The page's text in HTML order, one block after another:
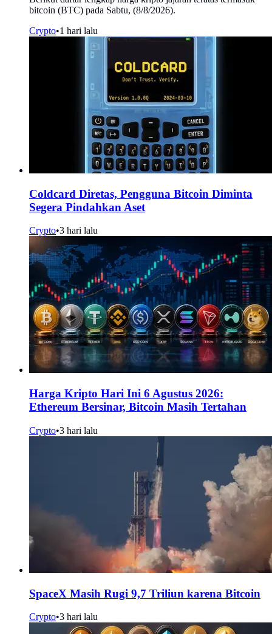
bitcoin (BTC) pada Sabtu, (8/8/2026).
Crypto•1 hari lalu
Coldcard Diretas, Pengguna Bitcoin Diminta
Segera Pindahkan Aset
Crypto•3 hari lalu
Harga Kripto Hari Ini 6 Agustus 2026:
Ethereum Bersinar, Bitcoin Masih Tertahan
Crypto•3 hari lalu
SpaceX Masih Rugi 9,7 Triliun karena Bitcoin
Crypto•3 hari lalu